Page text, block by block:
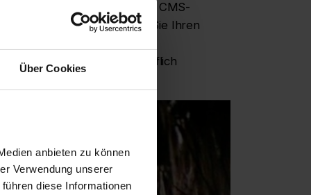
Über Cookies
anbieten zu können
Verwendung unserer
diese Informationen
von Märkten, mehreren CMS-
veröffentlicht, als Sie Ihren
die sich alle höflich